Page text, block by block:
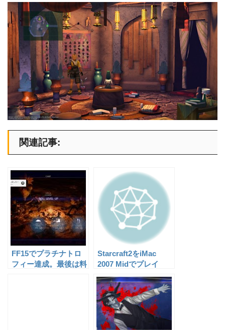
関連記事:
FF15でプラチナトロ
フィー達成。最後は料
Starcraft2をiMac
2007 Midでプレイ